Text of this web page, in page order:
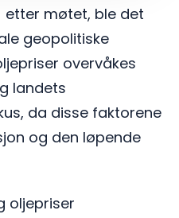
etter møtet, ble det
geopolitiske
overvåkes
landets
da disse faktorene
og den løpende
oljepriser